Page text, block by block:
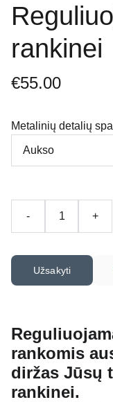
rankinei
€55.00
Metalinių detalių
- +
Užsakyti
rankomis
diržas Jūsų
rankinei.